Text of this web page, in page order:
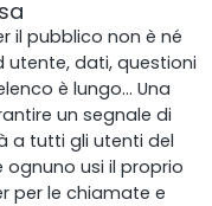
il pubblico non è né
utente, dati, questioni
è lungo… Una
un segnale di
a tutti gli utenti del
usi il proprio
per le chiamate e